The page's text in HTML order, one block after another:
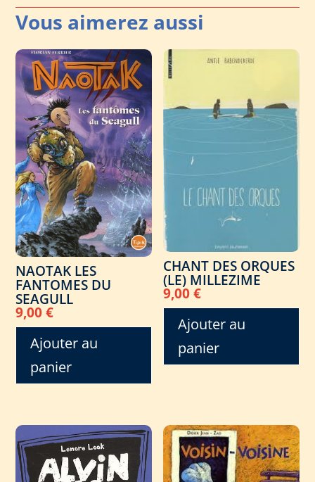
NAOTAK LES
FANTOMES DU
SEAGULL
9,00€
Ajouter au
panier
CHANT DES ORQUES
(LE) MILLEZIME
9,00€
Ajouter au
panier